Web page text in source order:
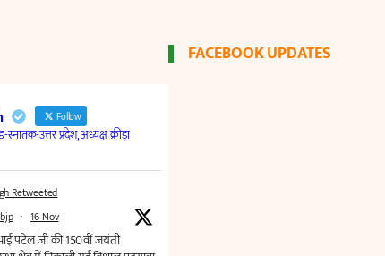
FACEBOOK UPDATES